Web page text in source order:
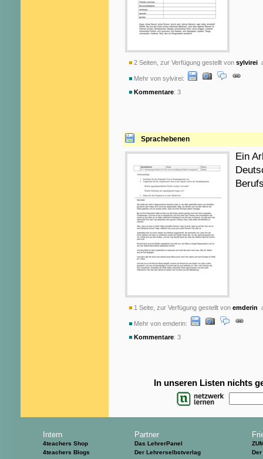
2 Seiten, zur Verfügung gestellt von sylvirei
Mehr von sylvirei:
Kommentare: 3
Sprachebenen
Ein
1 Seite, zur Verfügung gestellt von emderin
Mehr von emderin:
Kommentare: 3
In unseren Listen nichts
Intern
4teachers Shop
4teachers Blogs
Partner
Das LehrerPanel
Der Lehrerselbstverlag